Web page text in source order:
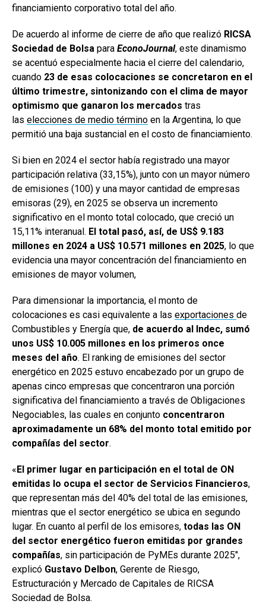
financiamiento corporativo total del año.
De acuerdo al informe de cierre de año que realizó RICSA
Sociedad de Bolsa para EconoJournal, este dinamismo
se acentuó especialmente hacia el cierre del calendario,
cuando 23 de esas colocaciones se concretaron en el
último trimestre, sintonizando con el clima de mayor
optimismo que ganaron los mercados tras
las elecciones de medio término en la Argentina, lo que
permitió una baja sustancial en el costo de financiamiento.
Si bien en 2024 el sector había registrado una mayor
participación relativa (33,15%), junto con un mayor número
de emisiones (100) y una mayor cantidad de empresas
emisoras (29), en 2025 se observa un incremento
significativo en el monto total colocado, que creció un
15,11% interanual. El total pasó, así, de US$ 9.183
millones en 2024 a US$ 10.571 millones en 2025, lo que
evidencia una mayor concentración del financiamiento en
emisiones de mayor volumen,
Para dimensionar la importancia, el monto de
colocaciones es casi equivalente a las exportaciones de
Combustibles y Energía que, de acuerdo al Indec, sumó
unos US$ 10.005 millones en los primeros once
meses del año. El ranking de emisiones del sector
energético en 2025 estuvo encabezado por un grupo de
apenas cinco empresas que concentraron una porción
significativa del financiamiento a través de Obligaciones
Negociables, las cuales en conjunto concentraron
aproximadamente un 68% del monto total emitido por
compañías del sector.
«El primer lugar en participación en el total de ON
emitidas lo ocupa el sector de Servicios Financieros,
que representan más del 40% del total de las emisiones,
mientras que el sector energético se ubica en segundo
lugar. En cuanto al perfil de los emisores, todas las ON
del sector energético fueron emitidas por grandes
compañías, sin participación de PyMEs durante 2025″,
explicó Gustavo Delbon, Gerente de Riesgo,
Estructuración y Mercado de Capitales de RICSA
Sociedad de Bolsa.